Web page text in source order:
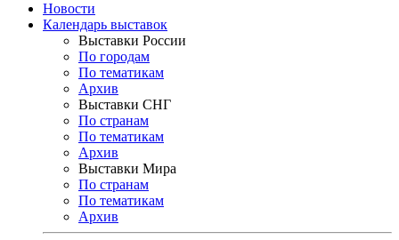
Новости
Календарь выставок
Выставки России
По городам
По тематикам
Архив
Выставки СНГ
По странам
По тематикам
Архив
Выставки Мира
По странам
По тематикам
Архив